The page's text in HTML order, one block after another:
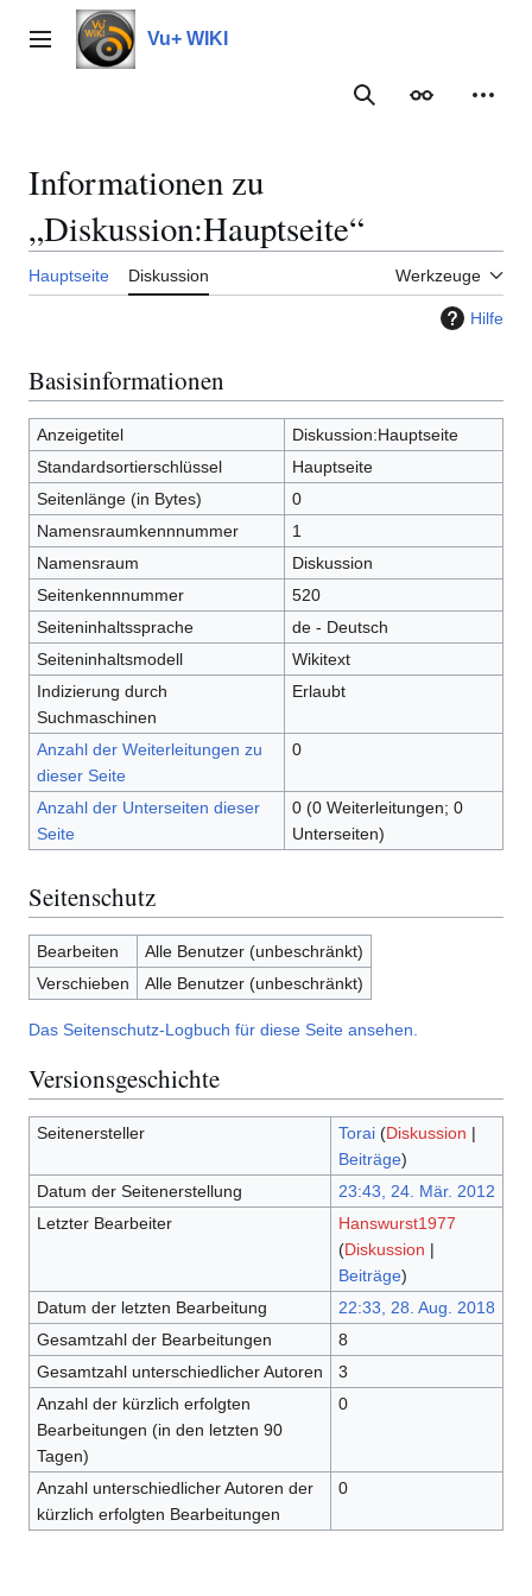
Inhalt
springenHauptmenü Vu+ WIKI
Suche
Informationen zu
„Diskussion:Hauptseite“
Hauptseite Diskussion Werkzeuge
Hilfe
Basisinformationen
Anzeigetitel
Diskussion:Hauptseite
Standardsortierschlüssel
Hauptseite
Seitenlänge (in Bytes)
0
Namensraumkennnummer
1
Namensraum
Diskussion
Seitenkennnummer
520
Seiteninhaltssprache
de - Deutsch
Seiteninhaltsmodell
Wikitext
Indizierung durch
Suchmaschinen
Erlaubt
Anzahl der Weiterleitungen zu
dieser Seite
0
Anzahl der Unterseiten dieser
Seite
0 (0 Weiterleitungen; 0
Unterseiten)
Seitenschutz
Bearbeiten
Alle Benutzer (unbeschränkt)
Verschieben
Alle Benutzer (unbeschränkt)
Das Seitenschutz-Logbuch für diese Seite ansehen.
Versionsgeschichte
Seitenersteller Torai (Diskussion |
Beiträge)
Datum der Seitenerstellung
23:43, 24. Mär. 2012
Letzter Bearbeiter
Hanswurst1977
(Diskussion |
Beiträge)
Datum der letzten Bearbeitung
22:33, 28. Aug. 2018
Gesamtzahl der Bearbeitungen
8
Gesamtzahl unterschiedlicher Autoren
3
Anzahl der kürzlich erfolgten
Bearbeitungen (in den letzten 90
Tagen)
0
Anzahl unterschiedlicher Autoren der
kürzlich erfolgten Bearbeitungen
0